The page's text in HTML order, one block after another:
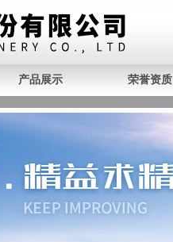
产品展示 荣誉资质